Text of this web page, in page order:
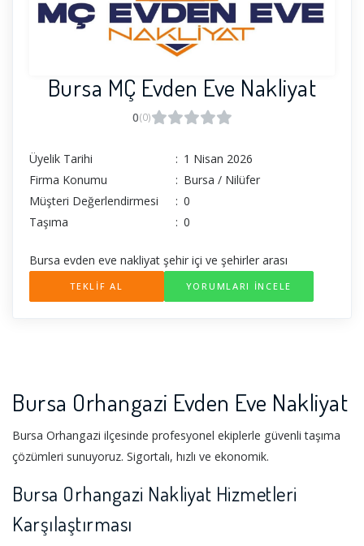
Bursa MÇ Evden Eve Nakliyat
0(0)
Üyelik Tarihi : 1 Nisan 2026
Firma Konumu
: Bursa / Nilüfer
Müşteri Değerlendirmesi
: 0
Taşıma
: 0
Bursa evden eve nakliyat şehir içi ve şehirler arası
TEKLİF AL YORUMLARI İNCELE
Bursa Orhangazi Evden Eve Nakliyat
Bursa Orhangazi ilçesinde profesyonel ekiplerle güvenli taşıma
çözümleri sunuyoruz. Sigortalı, hızlı ve ekonomik.
Bursa Orhangazi Nakliyat Hizmetleri
Karşılaştırması